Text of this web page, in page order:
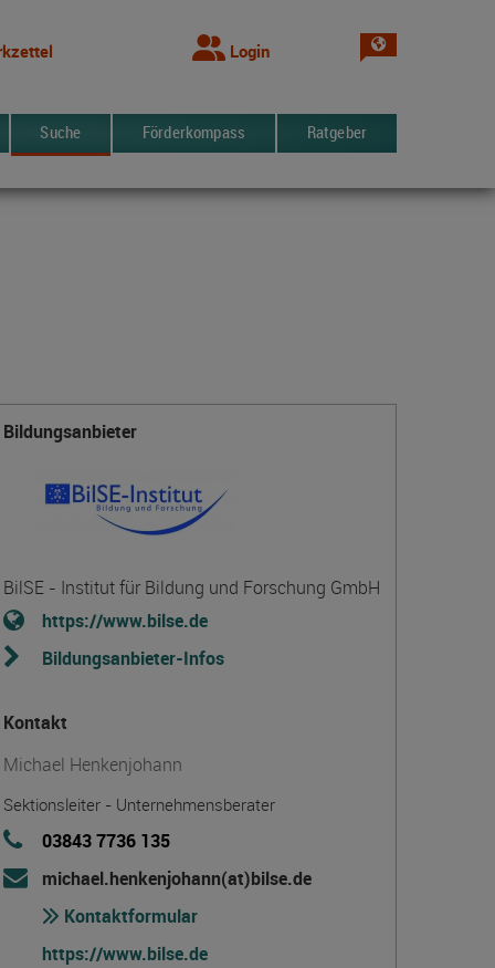
Login Sprache
Suche Förderkompass Ratgeber
Bildungsanbieter
BilSE - Institut für Bildung und Forschung GmbH
https://www.bilse.de
Bildungsanbieter-Infos
Kontakt
Michael Henkenjohann
Sektionsleiter - Unternehmensberater
03843 7736 135
michael.henkenjohann(at)bilse.de
Kontaktformular
https://www.bilse.de